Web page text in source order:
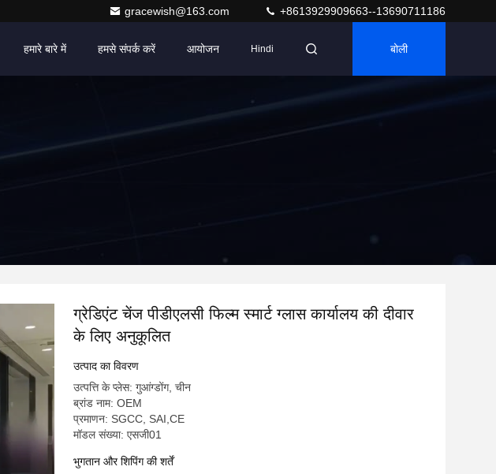
gracewish@163.com +8613929909663--13690711186
हमारे बारे में हमसे संपर्क करें आयोजन Hindi बोली
ग्रेडिएंट चेंज पीडीएलसी फिल्म स्मार्ट ग्लास कार्यालय की दीवार
के लिए अनुकूलित
उत्पाद का विवरण
उत्पत्ति के प्लेस: गुआंग्डोंग, चीन
ब्रांड नाम: OEM
प्रमाणन: SGCC, SAI,CE
मॉडल संख्या: एसजी01
भुगतान और शिपिंग की शर्तें